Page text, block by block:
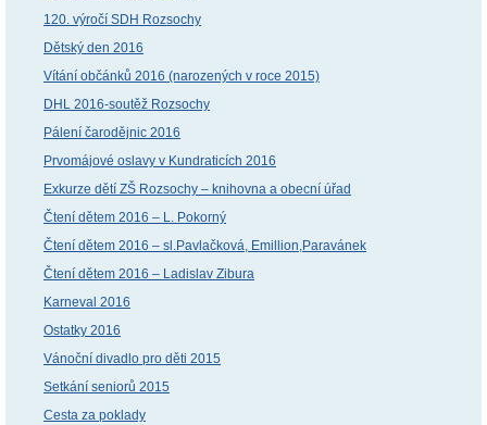
120. výročí SDH Rozsochy
Dětský den 2016
Vítání občánků 2016 (narozených v roce 2015)
DHL 2016-soutěž Rozsochy
Pálení čarodějnic 2016
Prvomájové oslavy v Kundraticích 2016
Exkurze dětí ZŠ Rozsochy – knihovna a obecní úřad
Čtení dětem 2016 – L. Pokorný
Čtení dětem 2016 – sl.Pavlačková, Emillion,Paravánek
Čtení dětem 2016 – Ladislav Zibura
Karneval 2016
Ostatky 2016
Vánoční divadlo pro děti 2015
Setkání seniorů 2015
Cesta za poklady